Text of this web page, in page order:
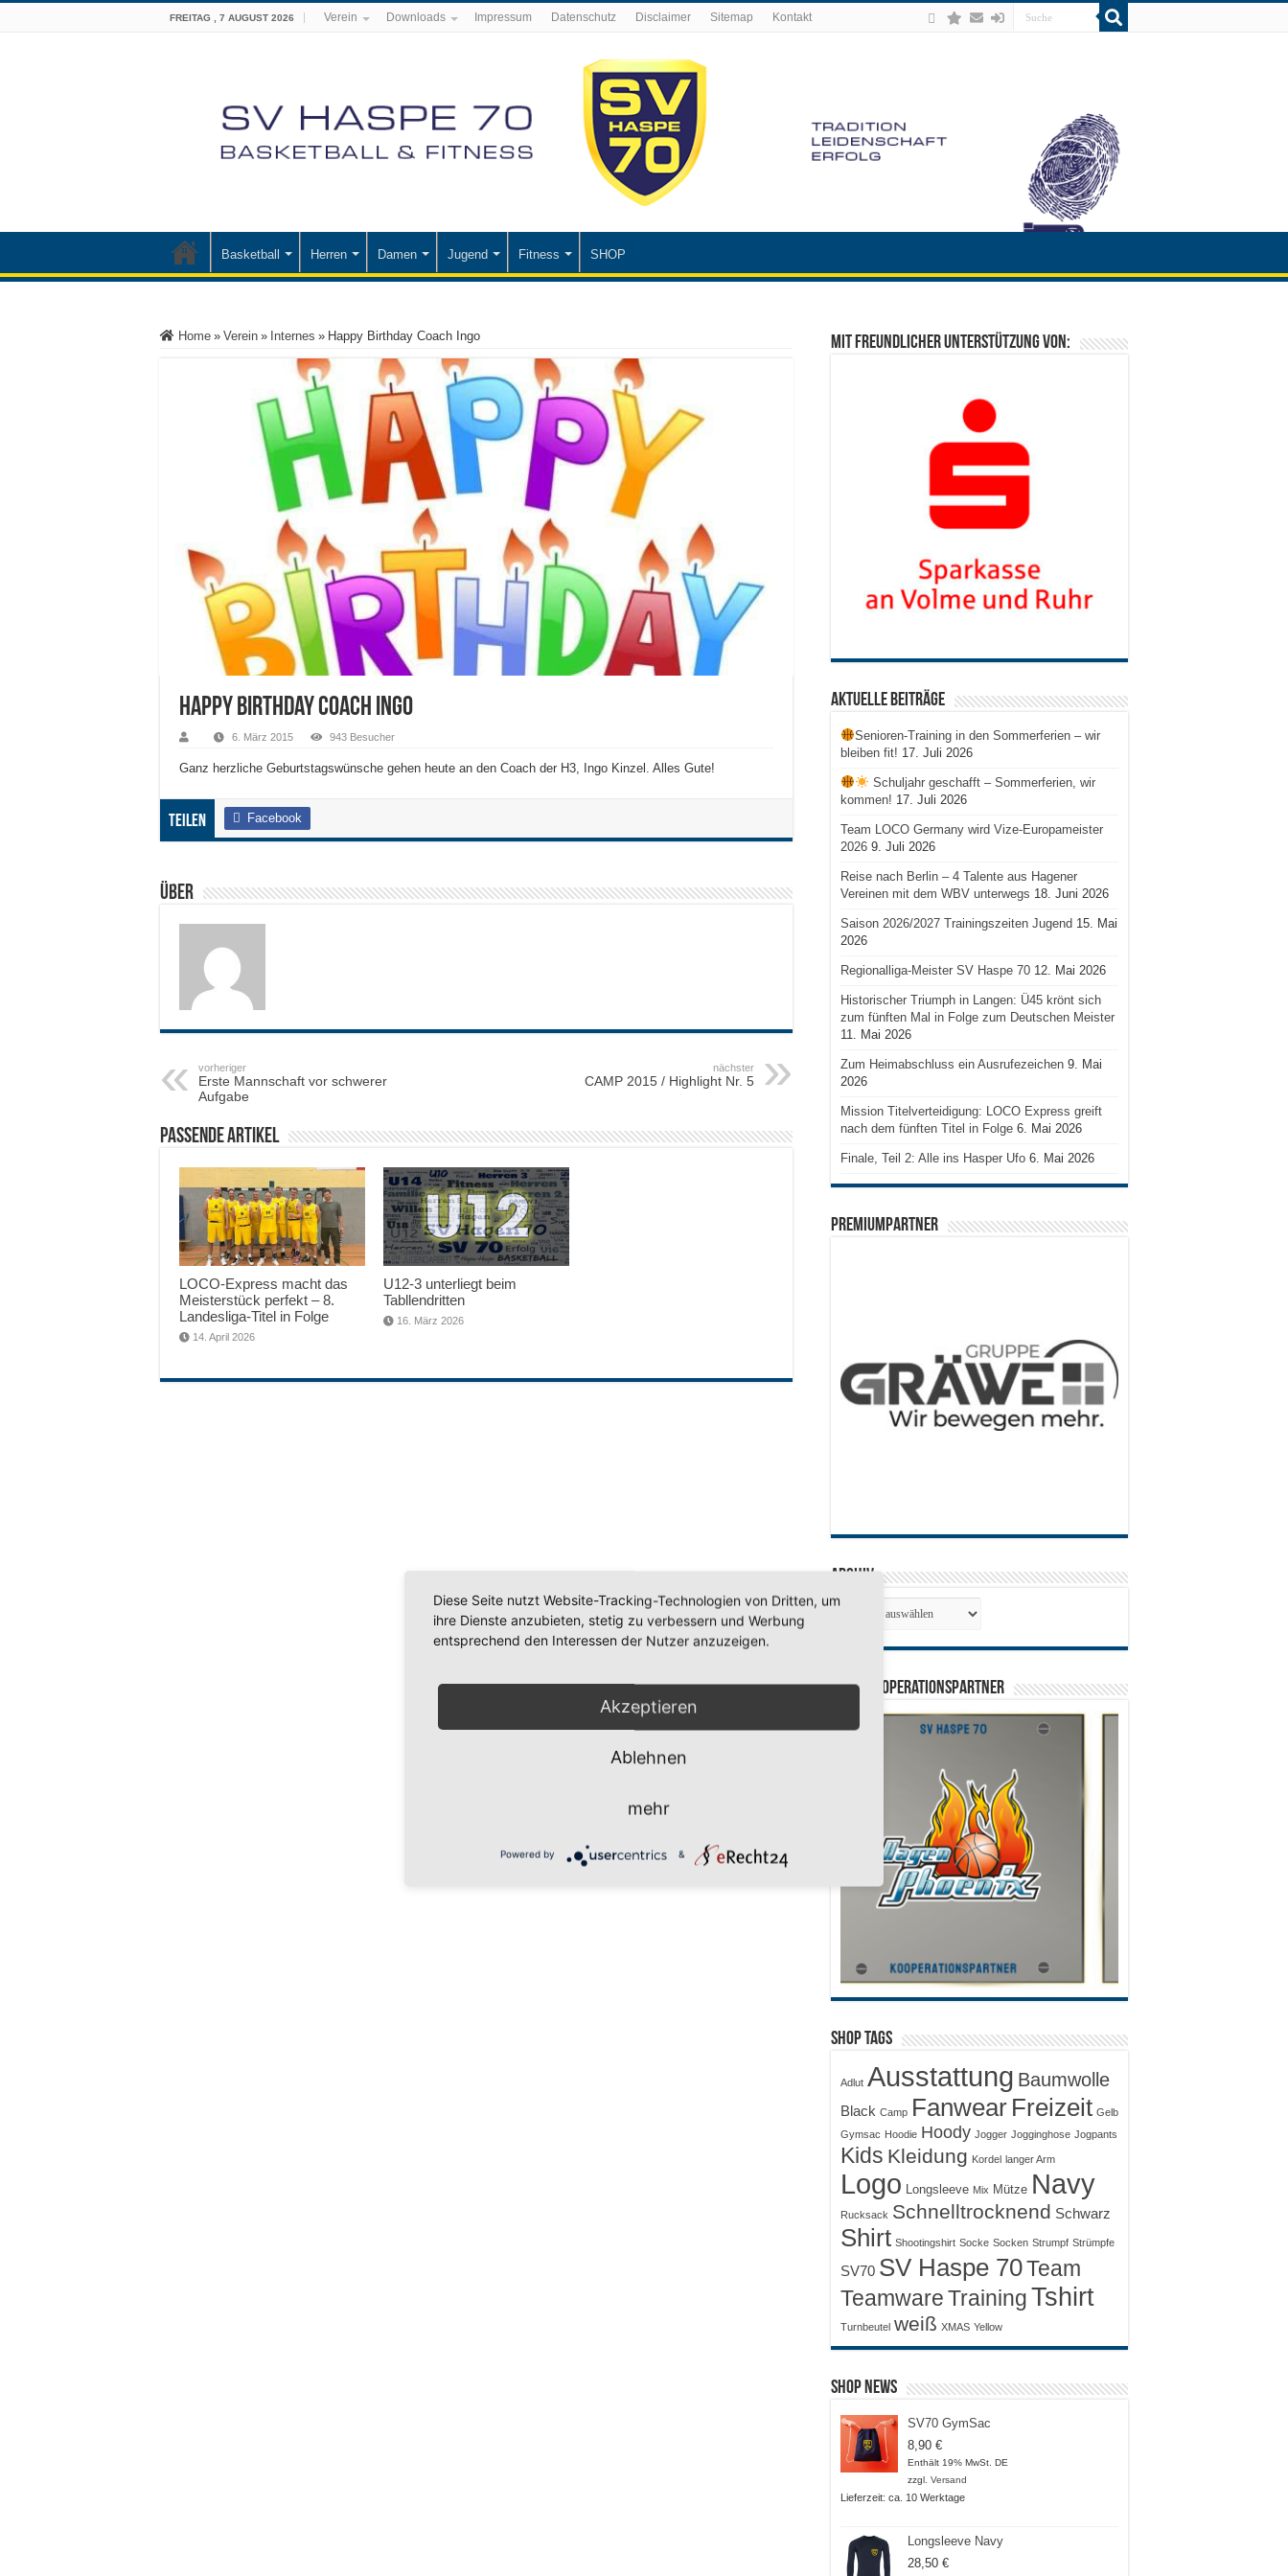
FREITAG , 7 AUGUST 2026 Verein Downloads Impressum Datenschutz Disclaimer Sitemap Kontakt
Basketball Herren Damen Jugend Fitness SHOP
Home » Verein » Internes » Happy Birthday Coach Ingo
Happy Birthday Coach Ingo
6. März 2015 943 Besucher
Ganz herzliche Geburtstagswünsche gehen heute an den Coach der H3, Ingo Kinzel. Alles Gute!
Teilen Facebook
Über
vorheriger
Erste Mannschaft vor schwerer
Aufgabe
nächster
CAMP 2015 / Highlight Nr. 5
Passende Artikel
LOCO-Express macht das
Meisterstück perfekt – 8.
Landesliga-Titel in Folge
14. April 2026
U12-3 unterliegt beim
Tabllendritten
16. März 2026
Mit freundlicher Unterstützung von:
Aktuelle Beiträge
Senioren-Training in den Sommerferien – wir
bleiben fit! 17. Juli 2026
Schuljahr geschafft – Sommerferien, wir
kommen! 17. Juli 2026
Team LOCO Germany wird Vize-Europameister
2026 9. Juli 2026
Reise nach Berlin – 4 Talente aus Hagener
Vereinen mit dem WBV unterwegs 18. Juni 2026
Saison 2026/2027 Trainingszeiten Jugend 15. Mai
2026
Regionalliga-Meister SV Haspe 70 12. Mai 2026
Historischer Triumph in Langen: Ü45 krönt sich
zum fünften Mal in Folge zum Deutschen Meister
11. Mai 2026
Zum Heimabschluss ein Ausrufezeichen 9. Mai
2026
Mission Titelverteidigung: LOCO Express greift
nach dem fünften Titel in Folge 6. Mai 2026
Finale, Teil 2: Alle ins Hasper Ufo 6. Mai 2026
PREMIUMPARTNER
Archiv
SV 70 Kooperationspartner
Shop Tags
Adlut Ausstattung Baumwolle
Black Camp Fanwear Freizeit Gelb
Gymsac Hoodie Hoody Jogger Jogginghose Jogpants
Kids Kleidung Kordel langer Arm
Logo Longsleeve Mix Mütze Navy
Rucksack Schnelltrocknend Schwarz
Shirt Shootingshirt Socke Socken Strumpf Strümpfe
SV70 SV Haspe 70Team
Teamware TrainingTshirt
Turnbeutel weiß XMAS Yellow
Shop News
SV70 GymSac
8,90 €
Enthält 19% MwSt. DE
zzgl. Versand
Lieferzeit: ca. 10 Werktage
Longsleeve Navy
28,50 €
Diese Seite nutzt Website-Tracking-Technologien von Dritten, um
ihre Dienste anzubieten, stetig zu verbessern und Werbung
entsprechend den Interessen der Nutzer anzuzeigen.
Akzeptieren
Ablehnen
mehr
Powered by &